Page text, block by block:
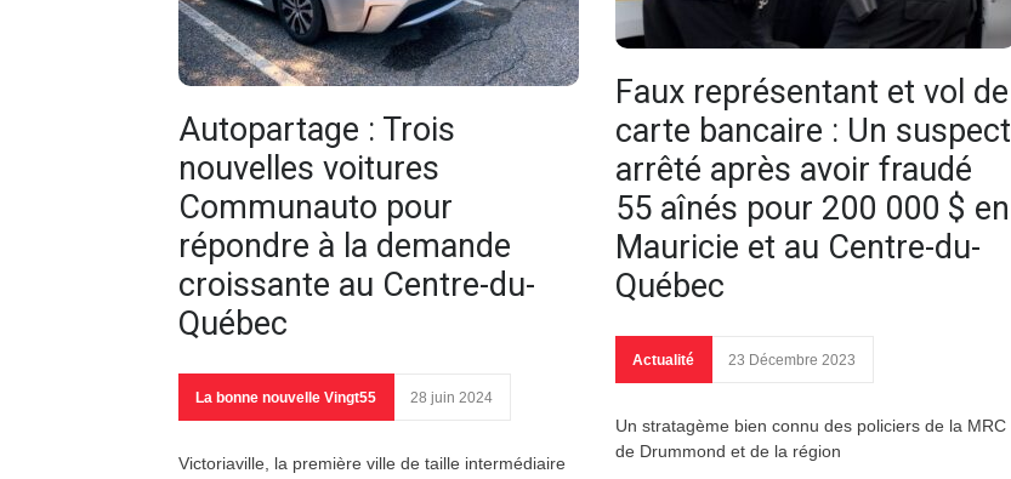
Autopartage : Trois
nouvelles voitures
Communauto pour
répondre à la demande
croissante au Centre-du-
Québec
La bonne nouvelle Vingt55 28 juin 2024
Victoriaville, la première ville de taille intermédiaire
Faux représentant et vol de
carte bancaire : Un suspect
arrêté après avoir fraudé
55 aînés pour 200 000 $ en
Mauricie et au Centre-du-
Québec
Actualité 23 Décembre 2023
Un stratagème bien connu des policiers de la MRC
de Drummond et de la région